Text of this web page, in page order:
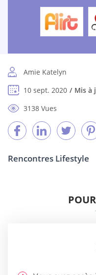
Amie Katelyn
10 sept. 2020
Mis à
3138 Vues
Rencontres Lifestyle